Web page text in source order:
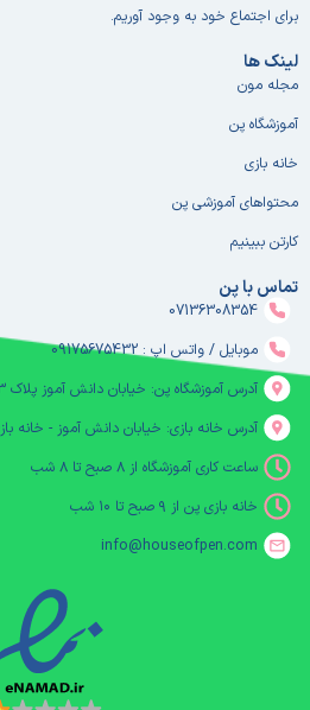
برای اجتماع خود به وجود آوریم.
لینک ها
مجله مون
آموزشگاه پن
خانه بازی
محتواهای آموزشی پن
کارتن ببینیم
تماس با پن
07136308354
موبایل / واتس اپ : 09175675432
آدرس آموزشگاه پن: خیابان دانش آموز پلاک ۳۳
آدرس خانه بازی: خیابان دانش آموز - خانه
ساعت کاری آموزشگاه از ۸ صبح تا ۸ شب
خانه بازی پن از ۹ صبح تا ۱۰ شب
info@houseofpen.com